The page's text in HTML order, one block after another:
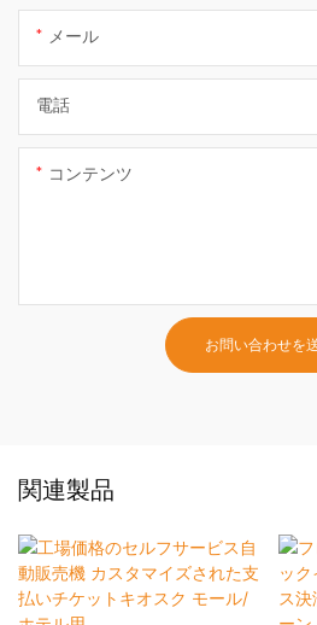
メール
電話
コンテンツ
お問い合わせを
関連製品